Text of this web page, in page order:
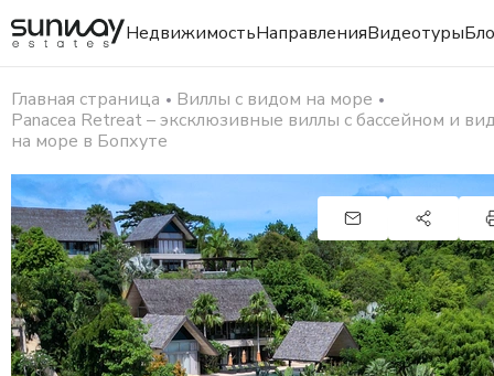
НедвижимостьНаправленияВидеотуры
Главная страница
Виллы с видом на море
Panacea Retreat – эксклюзивные виллы с бассейном и
на море в Бопхуте